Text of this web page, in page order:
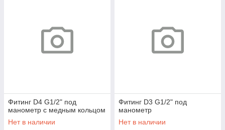
Фитинг D4 G1/2" под
манометр с медным кольцом
Нет в наличии
Фитинг D3 G1/2" под
манометр
Нет в наличии